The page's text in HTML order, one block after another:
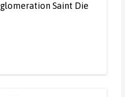
Saint Die